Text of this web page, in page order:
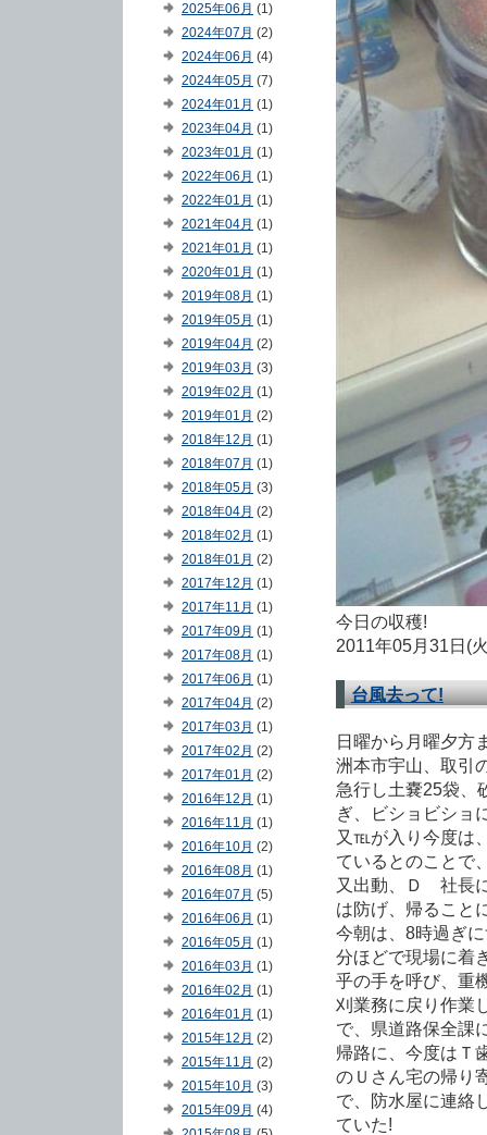
今日の収穫!
2011年05月31日(
台風去って!
日曜から月曜夕方
洲本市宇山、取引
急行し土嚢25袋、
ぎ、ビショビショ
又℡が入り今度は
ているとのことで
又出動、Ｄ 社長
は防げ、帰ること
今朝は、8時過ぎ
分ほどで現場に着
乎の手を呼び、重
刈業務に戻り作業
で、県道路保全課
帰路に、今度はＴ
のＵさん宅の帰り
で、防水屋に連絡
ていた!
2025年06月 (1)
2024年07月 (2)
2024年06月 (4)
2024年05月 (7)
2024年01月 (1)
2023年04月 (1)
2023年01月 (1)
2022年06月 (1)
2022年01月 (1)
2021年04月 (1)
2021年01月 (1)
2020年01月 (1)
2019年08月 (1)
2019年05月 (1)
2019年04月 (2)
2019年03月 (3)
2019年02月 (1)
2019年01月 (2)
2018年12月 (1)
2018年07月 (1)
2018年05月 (3)
2018年04月 (2)
2018年02月 (1)
2018年01月 (2)
2017年12月 (1)
2017年11月 (1)
2017年09月 (1)
2017年08月 (1)
2017年06月 (1)
2017年04月 (2)
2017年03月 (1)
2017年02月 (2)
2017年01月 (2)
2016年12月 (1)
2016年11月 (1)
2016年10月 (2)
2016年08月 (1)
2016年07月 (5)
2016年06月 (1)
2016年05月 (1)
2016年03月 (1)
2016年02月 (1)
2016年01月 (1)
2015年12月 (2)
2015年11月 (2)
2015年10月 (3)
2015年09月 (4)